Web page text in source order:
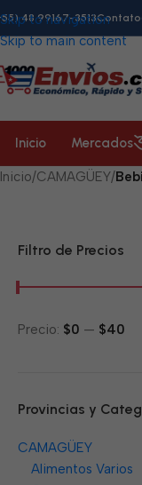
Skip to navigation
Skip to main content
48 99167-3513
Inicio Mercados
Inicio/CAMAGÜEY/
Filtro de Precios
Precio: $0 — $40
Provincias y
CAMAGÜEY
Alimentos Varios